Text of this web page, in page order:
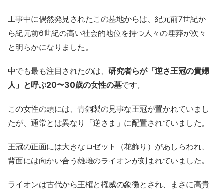
工事中に偶然発見されたこの墓地からは、紀元前7世紀か
ら紀元前6世紀の高い社会的地位を持つ人々の埋葬が次々
と明らかになりました。
中でも最も注目されたのは、 研究者らが「逆さ王冠の貴婦
人」と呼ぶ20〜30歳の女性の墓です。
この女性の頭には、青銅製の見事な王冠が置かれていまし
たが、通常とは異なり「逆さま」に配置されていました。
王冠の正面には大きなロゼット（花飾り）があしらわれ、
背面には向かい合う雄雌のライオンが刻まれていました。
ライオンは古代から王権と権威の象徴とされ、まさに高貴